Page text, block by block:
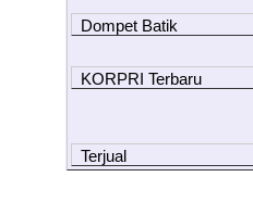
Dompet Batik
KORPRI Terbaru
Terjual